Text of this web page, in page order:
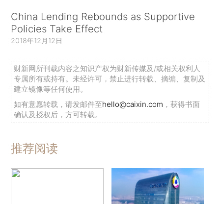
China Lending Rebounds as Supportive
Policies Take Effect
2018年12月12日
财新网所刊载内容之知识产权为财新传媒及/或相关权利人
专属所有或持有。未经许可，禁止进行转载、摘编、复制及
建立镜像等任何使用。
如有意愿转载，请发邮件至hello@caixin.com ，获得书面
确认及授权后，方可转载。
推荐阅读